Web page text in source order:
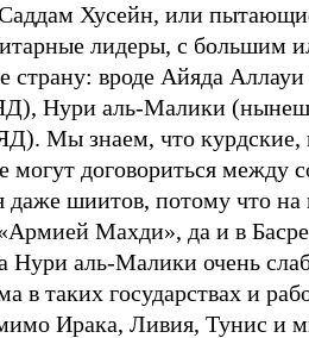
Хусейн, или
лидеры, с большим
страну: вроде Айяда
Нури аль-Малики
Мы знаем, что курдские,
могут договориться между
даже шиитов, потому что на
рмией Махди», да и в
Нури аль-Малики очень
в таких государствах и
Ирака, Ливия, Тунис и